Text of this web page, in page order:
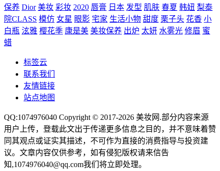
保养 Dior 美妆 彩妆 2020 唇膏 日本 发型 肌肤 春夏 韩妞 梨泰
院CLASS 模仿 女星 眼影 宅家 生活小物 甜度 栗子头 花香 小
白瓶 泫雅 樱花季 康是美 美妆保养 出炉 太妍 水雾光 修眉 蜜
蜡
标签云
联系我们
友情链接
站点地图
QQ:1074976040 Copyright © 2017-2026 美妆网 .部分内容来源
用户上传，登载此文出于传递更多信息之目的，并不意味着赞
同其观点或证实其描述，不可作为直接的消费指导与投资建
议。文章内容仅供参考，如有侵犯版权请来信告
知,1074976040@qq.com我们将立即处理。